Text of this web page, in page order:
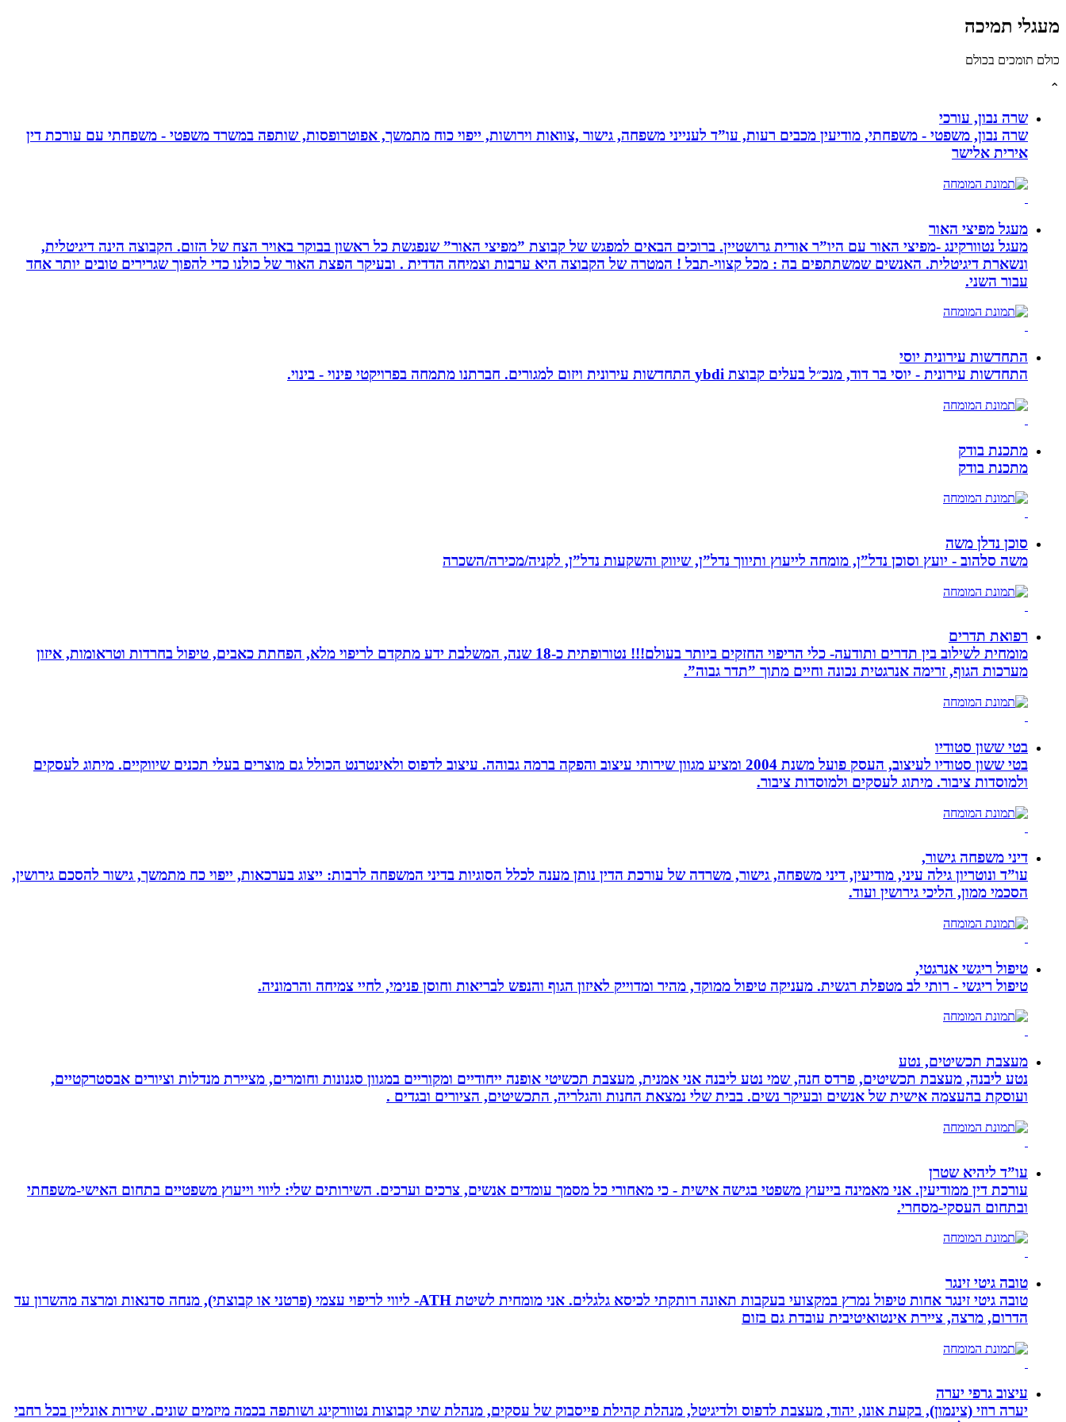
מעגלי תמיכה
כולם תומכים בכולם
⌃
שרה נבון, עורכי
שרה נבון, משפטי - משפחתי, מודיעין מכבים רעות, עו”ד לענייני משפחה, גישור ,צוואות וירושות, ייפוי כוח מתמשך, אפוטרופסות, שותפה במשרד משפטי - משפחתי עם עורכת דין
אירית אלישר
מעגל מפיצי האור
מעגל נטוורקינג -מפיצי האור עם היו”ר אורית גרושטיין. ברוכים הבאים למפגש של קבוצת ”מפיצי האור” שנפגשת כל ראשון בבוקר באויר הצח של הזום. הקבוצה הינה דיגיטלית,
ונשארת דיגיטלית. האנשים שמשתתפים בה : מכל קצווי-תבל ! המטרה של הקבוצה היא ערבות וצמיחה הדדית . ובעיקר הפצת האור של כולנו כדי להפוך שגרירים טובים יותר אחד
עבור השני.
התחדשות עירונית יוסי
התחדשות עירונית - יוסי בר דוד, מנכ״ל בעלים קבוצת ybdi התחדשות עירונית ויזום למגורים. חברתנו מתמחה בפרויקטי פינוי - בינוי.
מתכנת בודק
מתכנת בודק
סוכן נדלן משה
משה סלהוב - יועץ וסוכן נדל”ן, מומחה לייעוץ ותיווך נדל”ן, שיווק והשקעות נדל”ן, לקניה/מכירה/השכרה
רפואת תדרים
מומחית לשילוב בין תדרים ותודעה- כלי הריפוי החזקים ביותר בעולם!!! נטורופתית כ-18 שנה, המשלבת ידע מתקדם לריפוי מלא, הפחתת כאבים, טיפול בחרדות וטראומות, איזון
מערכות הגוף, זרימה אנרגטית נכונה וחיים מתוך ”תדר גבוה”.
בטי ששון סטודיו
בטי ששון סטודיו לעיצוב, העסק פועל משנת 2004 ומציע מגוון שירותי עיצוב והפקה ברמה גבוהה. עיצוב לדפוס ולאינטרנט הכולל גם מוצרים בעלי תכנים שיווקיים. מיתוג לעסקים
ולמוסדות ציבור. מיתוג לעסקים ולמוסדות ציבור.
דיני משפחה גישור,
עו”ד ונוטריון גילה עיני, מודיעין, דיני משפחה, גישור, משרדה של עורכת הדין נותן מענה לכלל הסוגיות בדיני המשפחה לרבות: ייצוג בערכאות, ייפוי כח מתמשך, גישור להסכם גירושין,
הסכמי ממון, הליכי גירושין ועוד.
טיפול ריגשי אנרגטי,
טיפול ריגשי - רותי לב מטפלת רגשית. מעניקה טיפול ממוקד, מהיר ומדוייק לאיזון הגוף והנפש לבריאות וחוסן פנימי, לחיי צמיחה והרמוניה.
מעצבת תכשיטים, נטע
נטע ליבנה, מעצבת תכשיטים, פרדס חנה, שמי נטע ליבנה אני אמנית, מעצבת תכשיטי אופנה ייחודיים ומקוריים במגוון סגנונות וחומרים, מציירת מנדלות וציורים אבסטרקטיים,
ועוסקת בהעצמה אישית של אנשים ובעיקר נשים. בבית שלי נמצאת החנות והגלריה, התכשיטים, הציורים ובגדים .
עו”ד ליהיא שטרן
עורכת דין ממודיעין. אני מאמינה בייעוץ משפטי בגישה אישית - כי מאחורי כל מסמך עומדים אנשים, צרכים וערכים. השירותים שלי: ליווי וייעוץ משפטיים בתחום האישי-משפחתי
ובתחום העסקי-מסחרי.
טובה גיטי זינגר
טובה גיטי זינגר אחות טיפול נמרץ במקצועי בעקבות תאונה רותקתי לכיסא גלגלים. אני מומחית לשיטת ATH- ליווי לריפוי עצמי (פרטני או קבוצתי), מנחה סדנאות ומרצה מהשרון עד
הדרום, מרצה, ציירת אינטואיטיבית עובדת גם בזום
עיצוב גרפי יערה
יערה רוזי (צינמון), בקעת אונו, יהוד, מעצבת לדפוס ולדיגיטל, מנהלת קהילת פייסבוק של עסקים, מנהלת שתי קבוצות נטוורקינג ושותפה בכמה מיזמים שונים. שירות אונליין בכל רחבי